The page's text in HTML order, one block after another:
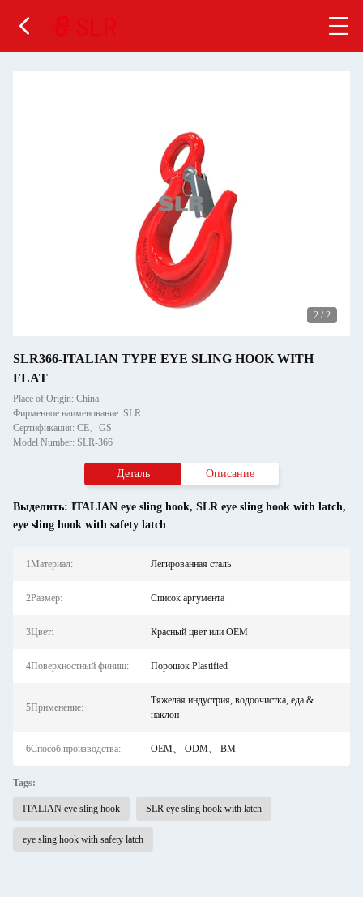
2 / 2
SLR366-ITALIAN TYPE EYE SLING HOOK WITH
FLAT
Place of Origin: China
Фирменное наименование: SLR
Сертификация: CE、GS
Model Number: SLR-366
Деталь Описание
Выделить: ITALIAN eye sling hook, SLR eye sling hook with latch,
eye sling hook with safety latch
1Материал: Легированная сталь
2Размер: Список аргумента
3Цвет: Красный цвет или OEM
4Поверхностный финиш: Порошок Plastified
5Применение:
Тяжелая индустрия, водоочистка, еда &
наклон
6Способ производства: OEM、 ODM、 BM
Tags:
ITALIAN eye sling hook SLR eye sling hook with latch
eye sling hook with safety latch